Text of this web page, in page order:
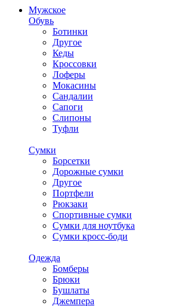
Мужское
Обувь
Ботинки
Другое
Кеды
Кроссовки
Лоферы
Мокасины
Сандалии
Сапоги
Слипоны
Туфли
Сумки
Борсетки
Дорожные сумки
Другое
Портфели
Рюкзаки
Спортивные сумки
Сумки для ноутбука
Сумки кросс-боди
Одежда
Бомберы
Брюки
Бушлаты
Джемпера